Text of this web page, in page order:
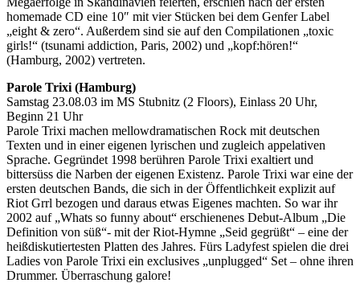
homemade CD eine 10″ mit vier Stücken bei dem Genfer Label
„eight & zero“. Außerdem sind sie auf den Compilationen „toxic
girls!“ (tsunami addiction, Paris, 2002) und „kopf:hören!“
(Hamburg, 2002) vertreten.
Parole Trixi (Hamburg)
Samstag 23.08.03 im MS Stubnitz (2 Floors), Einlass 20 Uhr,
Beginn 21 Uhr
Parole Trixi machen mellowdramatischen Rock mit deutschen
Texten und in einer eigenen lyrischen und zugleich appelativen
Sprache. Gegründet 1998 berühren Parole Trixi exaltiert und
bittersüss die Narben der eigenen Existenz. Parole Trixi war eine der
ersten deutschen Bands, die sich in der Öffentlichkeit explizit auf
Riot Grrl bezogen und daraus etwas Eigenes machten. So war ihr
2002 auf „Whats so funny about“ erschienenes Debut-Album „Die
Definition von süß“- mit der Riot-Hymne „Seid gegrüßt“ – eine der
heißdiskutiertesten Platten des Jahres. Fürs Ladyfest spielen die drei
Ladies von Parole Trixi ein exclusives „unplugged“ Set – ohne ihren
Drummer. Überraschung galore!